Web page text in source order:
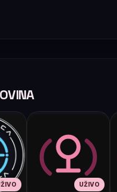
UŽIVO